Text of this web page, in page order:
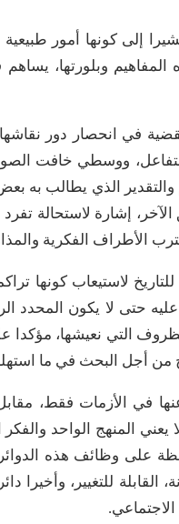
إلى كونها أمور طبيعية
وبلورتها،
في انحصار دور
ووسطي خافت
والتقدير الذي يطالب
الآخر، إشارة لاستحالة
الأطراف الفكرية
لاستيعاب كونها
عليه حتى لا يكون المحدد
التي نعيشها، مؤكدا
من أجل البحث في ما
في الأزمات فقط، مقابل
المنهج الواحد
على وظائف هذه
القابلة للتغيير، وأخيرا